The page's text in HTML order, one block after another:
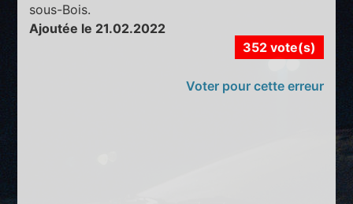
sous-Bois.
Ajoutée le 21.02.2022
352 vote(s)
Voter pour cette erreur